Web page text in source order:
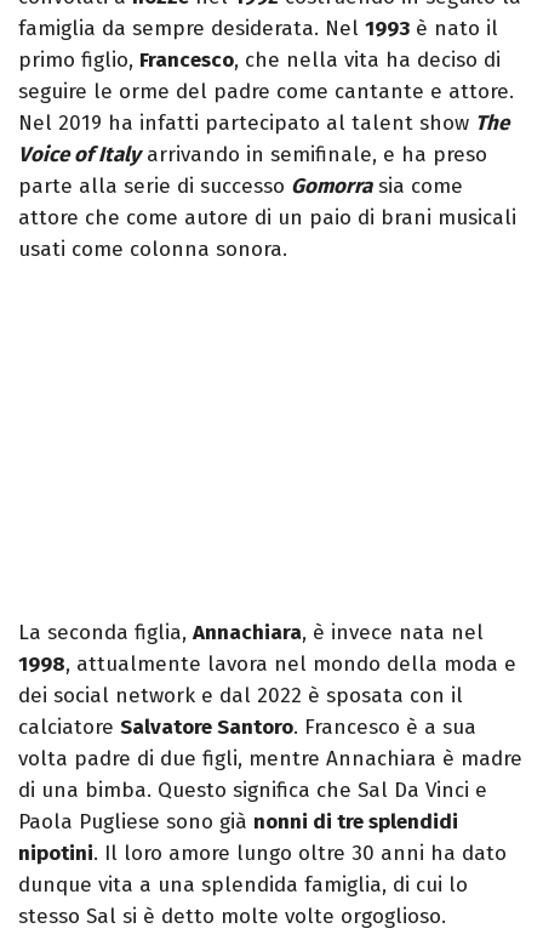
famiglia da sempre desiderata. Nel 1993 è nato il
primo figlio, Francesco, che nella vita ha deciso di
seguire le orme del padre come cantante e attore.
Nel 2019 ha infatti partecipato al talent show The
Voice of Italyarrivando in semifinale, e ha preso
parte alla serie di successo Gomorrasia come
attore che come autore di un paio di brani musicali
usati come colonna sonora.
La seconda figlia, Annachiara, è invece nata nel
1998, attualmente lavora nel mondo della moda e
dei social network e dal 2022 è sposata con il
calciatore Salvatore Santoro. Francesco è a sua
volta padre di due figli, mentre Annachiara è madre
di una bimba. Questo significa che Sal Da Vinci e
Paola Pugliese sono già nonni di tre splendidi
nipotini. Il loro amore lungo oltre 30 anni ha dato
dunque vita a una splendida famiglia, di cui lo
stesso Sal si è detto molte volte orgoglioso.